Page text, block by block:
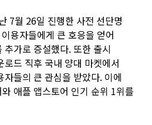
7월 26일 진행한 사전 선단명
용자들에게 큰 호응을 얻어
가로 증설했다. 또한 출시
드 직후 국내 양대 마켓에서
들의 큰 관심을 받았다. 이에
애플 앱스토어 인기 순위 1위를